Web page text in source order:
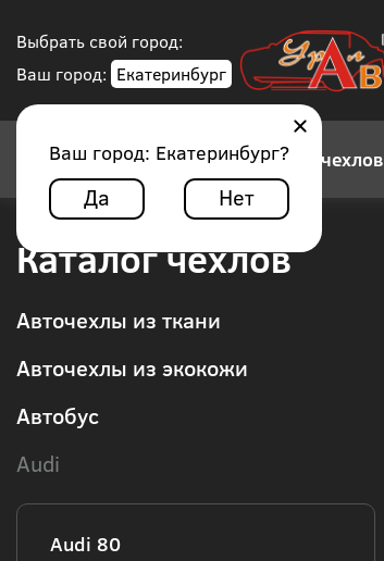
Выбрать свой город:
Ваш город: Екатеринбург
Ваш город: Екатеринбург?
Да Нет
Конструктор авточехлов
Каталог чехлов
Авточехлы из ткани
Авточехлы из экокожи
Автобус
Audi
Audi 80